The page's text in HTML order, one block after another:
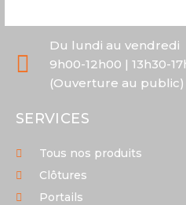
Du lundi au vendredi
9h00-12h00 | 13h30-
(Ouverture au public)
SERVICES
Tous nos produits
Clôtures
Portails